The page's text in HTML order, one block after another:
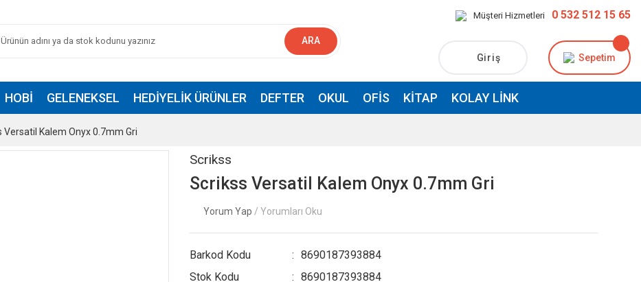
ARA
Müşteri Hizmetleri 0 532 512 15 65
Giriş Sepetim
HOBI GELENEKSEL HEDIYELIK ÜRÜNLER DEFTER OKUL OFIS KITAP KOLAY LINK
Versatil Kalem Onyx 0.7mm Gri
Scrikss
Scrikss Versatil Kalem Onyx 0.7mm Gri
Yorum Yap / Yorumları Oku
Barkod Kodu
8690187393884
Stok Kodu
8690187393884